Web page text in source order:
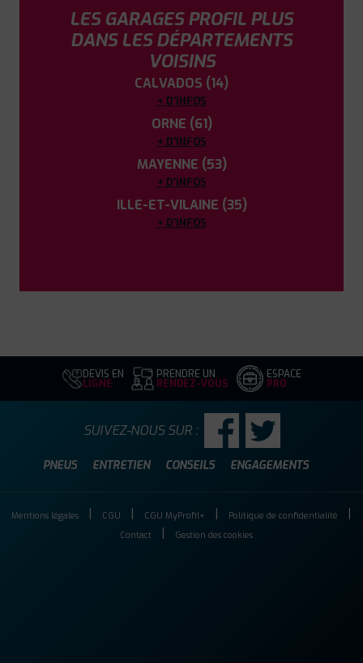
LES GARAGES PROFIL PLUS
DANS LES DÉPARTEMENTS
VOISINS
CALVADOS (14)
+ D'INFOS
ORNE (61)
+ D'INFOS
MAYENNE (53)
+ D'INFOS
ILLE-ET-VILAINE (35)
+ D'INFOS
DEVIS EN
LIGNE
PRENDRE UN
RENDEZ-VOUS
ESPACE
PRO
PNEUS ENTRETIEN CONSEILS ENGAGEMENTS
SUIVEZ-NOUS SUR :
Mentions légales CGU CGU MyProfil+
Politique de confidentialité
Contact
Gestion des cookies